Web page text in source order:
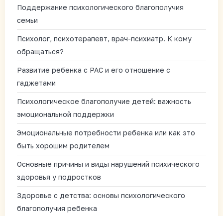
Поддержание психологического благополучия
семьи
Психолог, психотерапевт, врач-психиатр. К кому
обращаться?
Развитие ребенка с РАС и его отношение с
гаджетами
Психологическое благополучие детей: важность
эмоциональной поддержки
Эмоциональные потребности ребенка или как это
быть хорошим родителем
Основные причины и виды нарушений психического
здоровья у подростков
Здоровье с детства: основы психологического
благополучия ребенка